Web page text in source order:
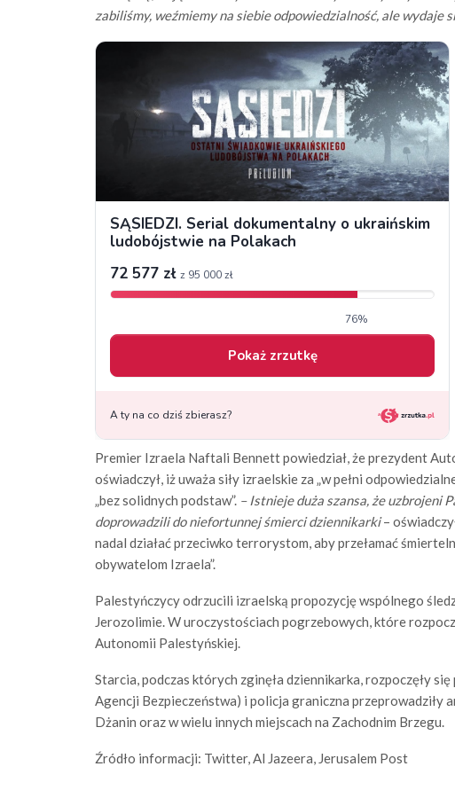
zabiliśmy, weźmiemy na siebie odpowiedzialność, ale wydaje
Premier Izraela Naftali Bennett powiedział, że prezydent
oświadczył, iż uważa siły izraelskie za „w pełni
„bez solidnych podstaw”. – Istnieje duża szansa, że ​​uzbrojeni
doprowadzili do niefortunnej śmierci dziennikarki–
nadal działać przeciwko terrorystom, aby przełamać
obywatelom Izraela”.
Palestyńczycy odrzucili izraelską propozycję wspólnego
Jerozolimie. W uroczystościach pogrzebowych, które
Autonomii Palestyńskiej.
Starcia, podczas których zginęła dziennikarka, rozpoczęły
Agencji Bezpieczeństwa) i policja graniczna przeprowadziły
Dżanin oraz w wielu innych miejscach na Zachodnim Brzegu.
Źródło informacji: Twitter, Al Jazeera, Jerusalem Post